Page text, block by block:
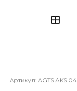
Артикул: AGTS AKS 04